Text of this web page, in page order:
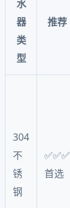
水
器
类
型
推荐
304
不
锈
钢
✅✅✅
首选